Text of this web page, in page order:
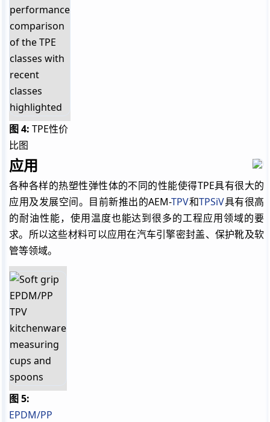
图 4: TPE性价
比图
应用
各种各样的热塑性弹性体的不同的性能使得TPE具有很大的
应用及发展空间。目前新推出的AEM-TPV和TPSiV具有很高
的耐油性能，使用温度也能达到很多的工程应用领域的要
求。所以这些材料可以应用在汽车引擎密封盖、保护靴及软
管等领域。
图 5:
EPDM/PP